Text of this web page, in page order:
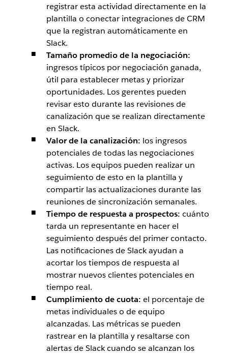
registrar esta actividad directamente en la
plantilla o conectar integraciones de CRM
que la registran automáticamente en
Slack.
Tamaño promedio de la negociación:
ingresos típicos por negociación ganada,
útil para establecer metas y priorizar
oportunidades. Los gerentes pueden
revisar esto durante las revisiones de
canalización que se realizan directamente
en Slack.
Valor de la canalización: los ingresos
potenciales de todas las negociaciones
activas. Los equipos pueden realizar un
seguimiento de esto en la plantilla y
compartir las actualizaciones durante las
reuniones de sincronización semanales.
Tiempo de respuesta a prospectos: cuánto
tarda un representante en hacer el
seguimiento después del primer contacto.
Las notificaciones de Slack ayudan a
acortar los tiempos de respuesta al
mostrar nuevos clientes potenciales en
tiempo real.
Cumplimiento de cuota: el porcentaje de
metas individuales o de equipo
alcanzadas. Las métricas se pueden
rastrear en la plantilla y resaltarse con
alertas de Slack cuando se alcanzan los